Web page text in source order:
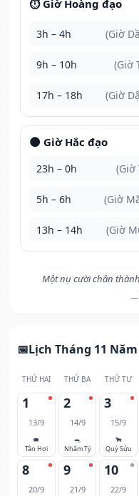
⏱️ Giờ Hoàng đạo
3h – 4h (Giờ
9h – 10h (Giờ
17h – 18h (Giờ
🌑 Giờ Hắc đạo
23h – 0h (Giờ
5h – 6h (Giờ
13h – 14h (Giờ
Một nụ cười chân
—
Lịch Tháng 11 Năm
THỨ HAI THỨ BA THỨ TƯ
1
13/9
🐖
Tân Hợi
2
14/9
🐀
Nhâm Tý
3
15/9
🐂
Quý Sửu
8
20/9
9
21/9
10
22/9